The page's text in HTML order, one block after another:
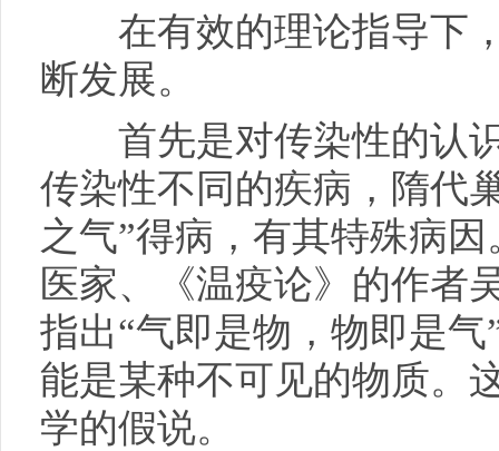
在有效的理论指导下，
断发展。
首先是对传染性的认识
传染性不同的疾病，隋代
之气”得病，有其特殊病
医家、《温疫论》的作者
指出“气即是物，物即是
能是某种不可见的物质。
学的假说。